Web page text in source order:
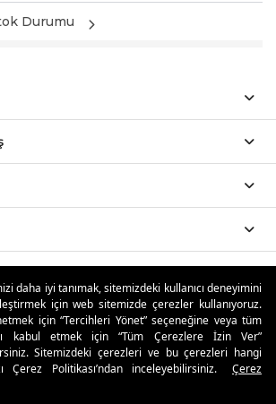
daha iyi tanımak, sitemizdeki kullanıcı deneyimini
için web sitemizde çerezler kullanıyoruz.
için “Tercihleri Yönet” seçeneğine veya tüm
kabul etmek için “Tüm Çerezlere İzin Ver”
Sitemizdeki çerezleri ve bu çerezleri hangi
Çerez Politikası’ndan inceleyebilirsiniz.
Çerez
Durumu
Avantajları